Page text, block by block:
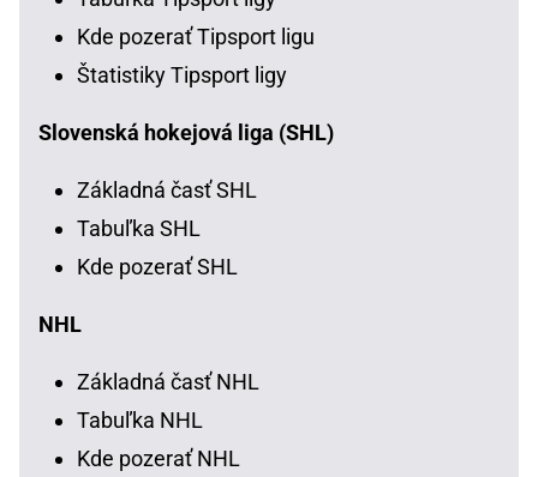
Kde pozerať Tipsport ligu
Štatistiky Tipsport ligy
Slovenská hokejová liga (SHL)
Základná časť SHL
Tabuľka SHL
Kde pozerať SHL
NHL
Základná časť NHL
Tabuľka NHL
Kde pozerať NHL